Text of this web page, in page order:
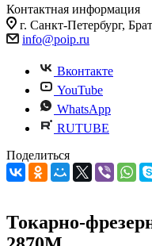
Контактная информация
г. Санкт-Петербург,
info@poip.ru
Вконтакте
YouTube
WhatsApp
RUTUBE
Поделиться
Токарно-